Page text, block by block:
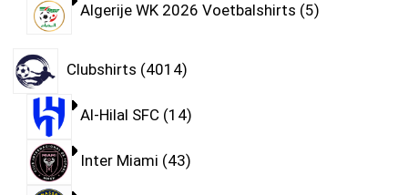
Algerije WK 2026 Voetbalshirts 5
Clubshirts 4014
Al-Hilal SFC 14
Inter Miami 43